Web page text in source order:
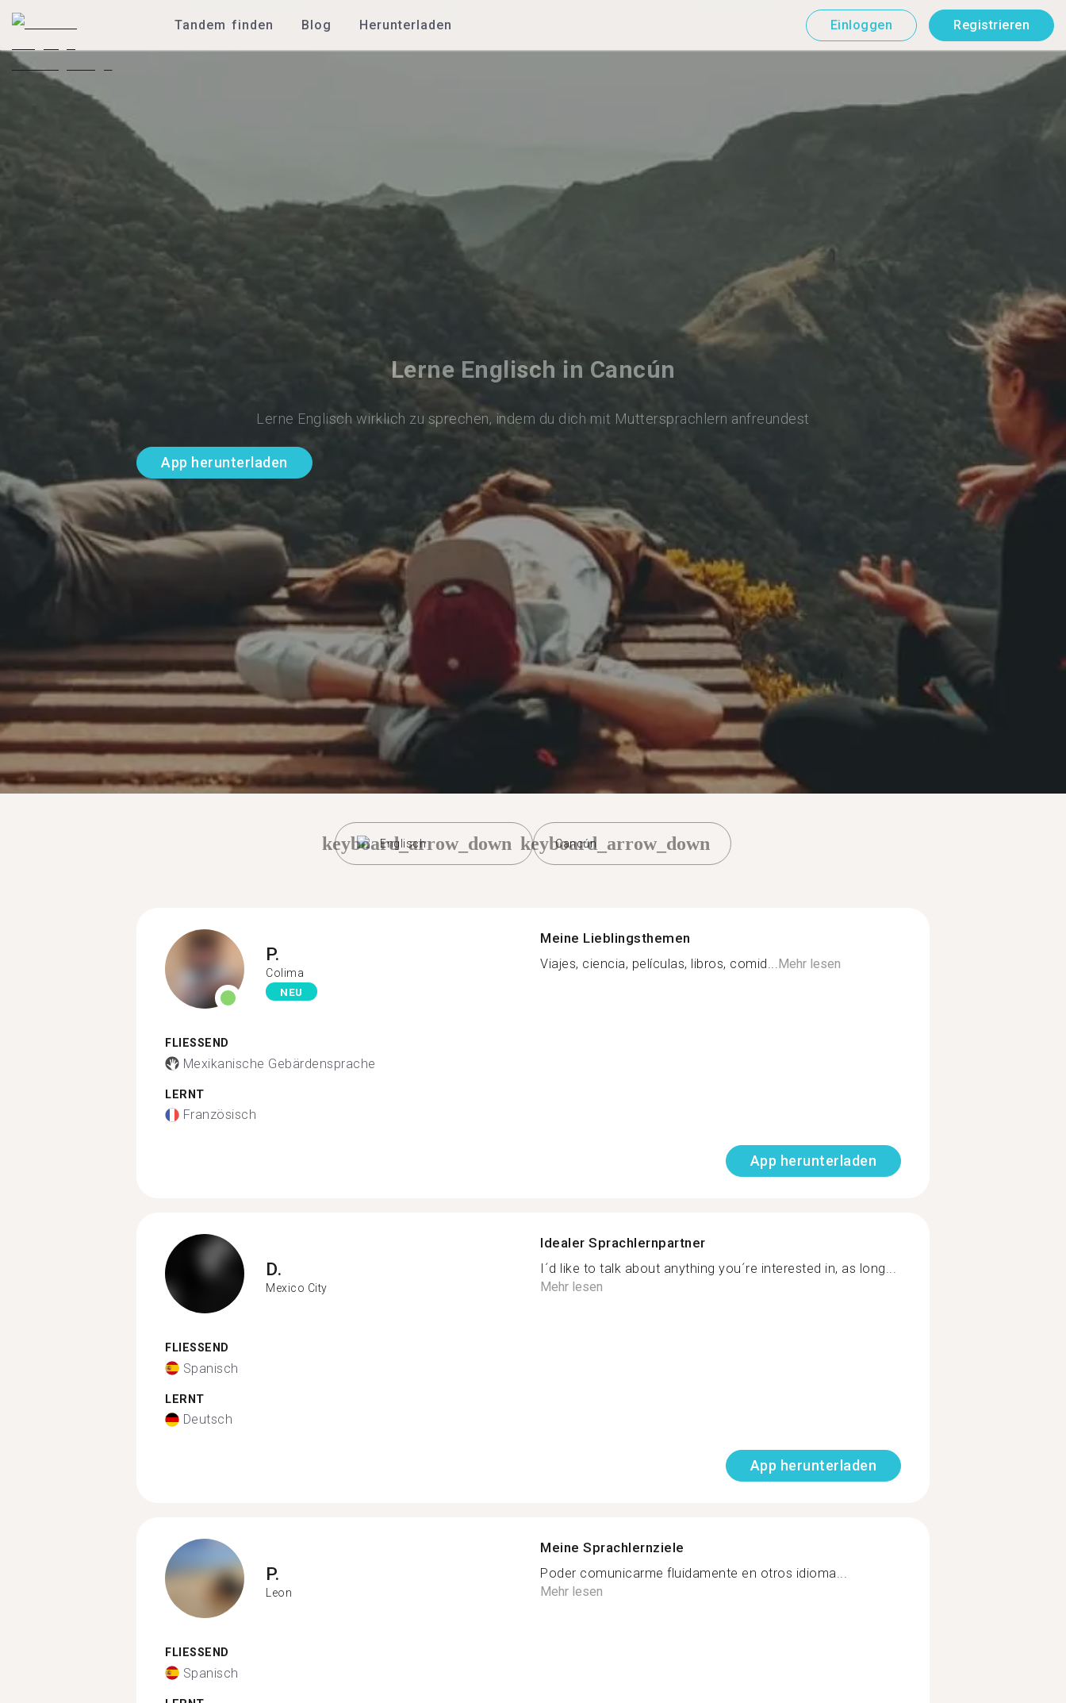
Tandem finden Blog Herunterladen Einloggen Registrieren
Lerne Englisch in Cancún
Lerne Englisch wirklich zu sprechen, indem du dich mit Muttersprachlern anfreundest
App herunterladen
Englisch
keyboard_arrow_down Cancún
keyboard_arrow_down
P.
Colima
NEU
FLIESSEND
Mexikanische Gebärdensprache
LERNT
Französisch
Meine Lieblingsthemen
Viajes, ciencia, películas, libros, comid...Mehr lesen
App herunterladen
D.
Mexico City
FLIESSEND
Spanisch
LERNT
Deutsch
Idealer Sprachlernpartner
I´d like to talk about anything you´re interested in, as long...
Mehr lesen
App herunterladen
P.
Leon
FLIESSEND
Spanisch
Meine Sprachlernziele
Poder comunicarme fluidamente en otros idioma...
Mehr lesen